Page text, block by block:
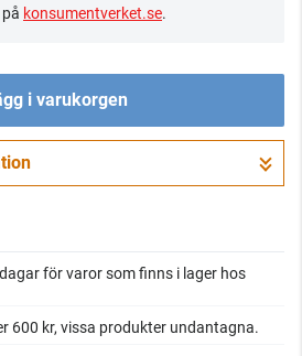
konsumentverket.se.
i varukorgen
Gå till kassan
för varor som finns i lager hos
600 kr, vissa produkter undantagna.